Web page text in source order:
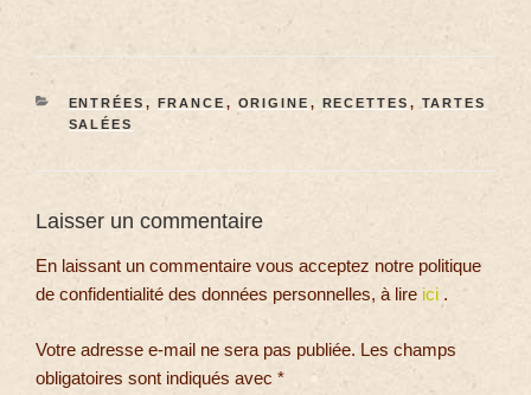
ENTRÉES , FRANCE , ORIGINE , RECETTES , TARTES
SALÉES
Laisser un commentaire
En laissant un commentaire vous acceptez notre politique
de confidentialité des données personnelles, à lire ici .
Votre adresse e-mail ne sera pas publiée. Les champs
obligatoires sont indiqués avec *